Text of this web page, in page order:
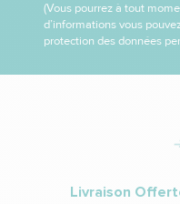
(Vous pourrez à tout
d’informations vous
protection des données
Livraison